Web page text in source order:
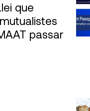
que
passar